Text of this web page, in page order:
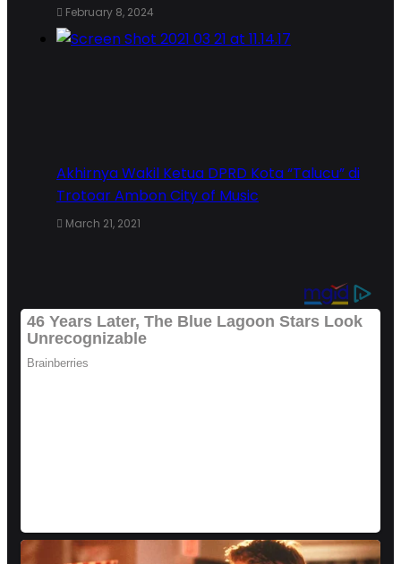
February 8, 2024
Akhirnya Wakil Ketua DPRD Kota “Talucu” di
Trotoar Ambon City of Music
March 21, 2021